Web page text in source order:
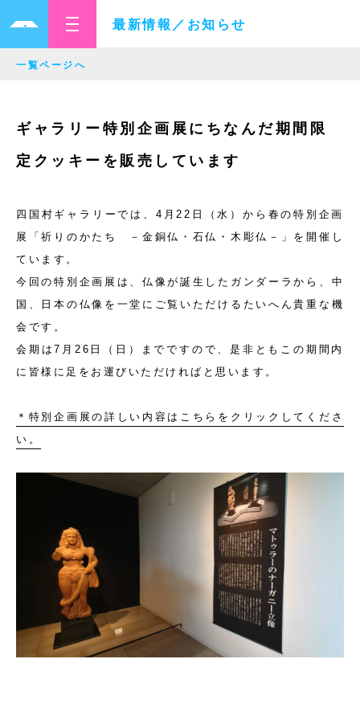
最新情報／お知らせ
一覧ページへ
ギャラリー特別企画展にちなんだ期間限
定クッキーを販売しています
四国村ギャラリーでは、4月22日（水）から春の特別企画
展「祈りのかたち －金銅仏・石仏・木彫仏－」を開催し
ています。
今回の特別企画展は、仏像が誕生したガンダーラから、中
国、日本の仏像を一堂にご覧いただけるたいへん貴重な機
会です。
会期は7月26日（日）までですので、是非ともこの期間内
に皆様に足をお運びいただければと思います。
＊特別企画展の詳しい内容はこちらをクリックしてくださ
い。